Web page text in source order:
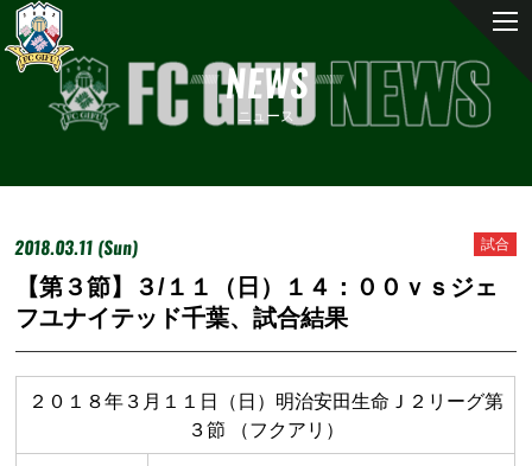
NEWS
ニュース
2018.03.11 (Sun) 試合
【第３節】３/１１（日）１４：００ｖｓジェ
フユナイテッド千葉、試合結果
２０１８年３月１１日（日）明治安田生命Ｊ２リーグ第
３節 （フクアリ）